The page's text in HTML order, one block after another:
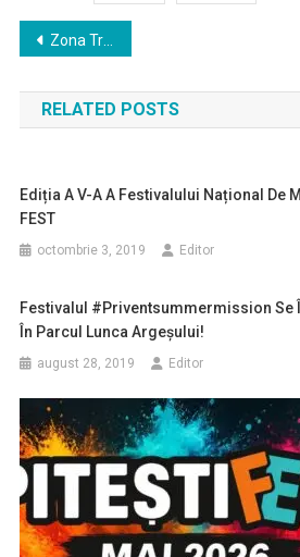
Navigare
în
articole
Zona Transfăgărășanului – o destinație favorită pentru turismul activ
RELATED POSTS
Ediția A V-A A Festivalului Național De
FEST
octombrie 3, 2019 Editor
Festivalul #priventsummermission Se
În Parcul Lunca Argeșului!
august 28, 2019 Editor